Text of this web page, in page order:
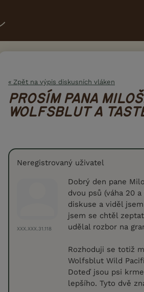
« Zpět na výpis diskusních vláken
PROSÍM PANA
WOLFSBLUT A
Neregistrovaný uživatel
XXX.XXX.31.118
Dobrý den pane
dvou psů (váha 20
diskuse a viděl
jsem se chtěl
udělal rozbor na
Rozhoduji se totiž
Wolfsblut Wild
Doteď jsou psi
lepšího. Tyto dvě